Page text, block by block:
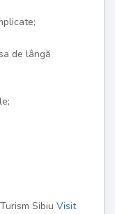
de lângă
Sibiu Visit